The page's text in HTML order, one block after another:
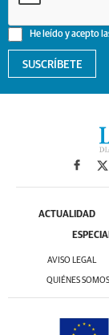
Pasaportes que